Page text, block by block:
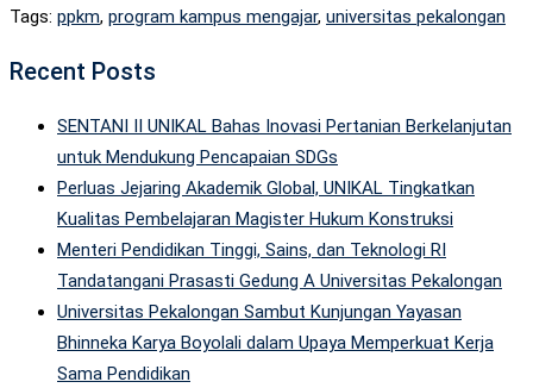
Tags: ppkm, program kampus mengajar, universitas pekalongan
Recent Posts
SENTANI II UNIKAL Bahas Inovasi Pertanian Berkelanjutan
untuk Mendukung Pencapaian SDGs
Perluas Jejaring Akademik Global, UNIKAL Tingkatkan
Kualitas Pembelajaran Magister Hukum Konstruksi
Menteri Pendidikan Tinggi, Sains, dan Teknologi RI
Tandatangani Prasasti Gedung A Universitas Pekalongan
Universitas Pekalongan Sambut Kunjungan Yayasan
Bhinneka Karya Boyolali dalam Upaya Memperkuat Kerja
Sama Pendidikan